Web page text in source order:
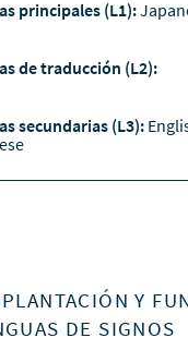
principales (L1):
de traducción (L2):
secundarias (L3):
Y
DE SIGNOS